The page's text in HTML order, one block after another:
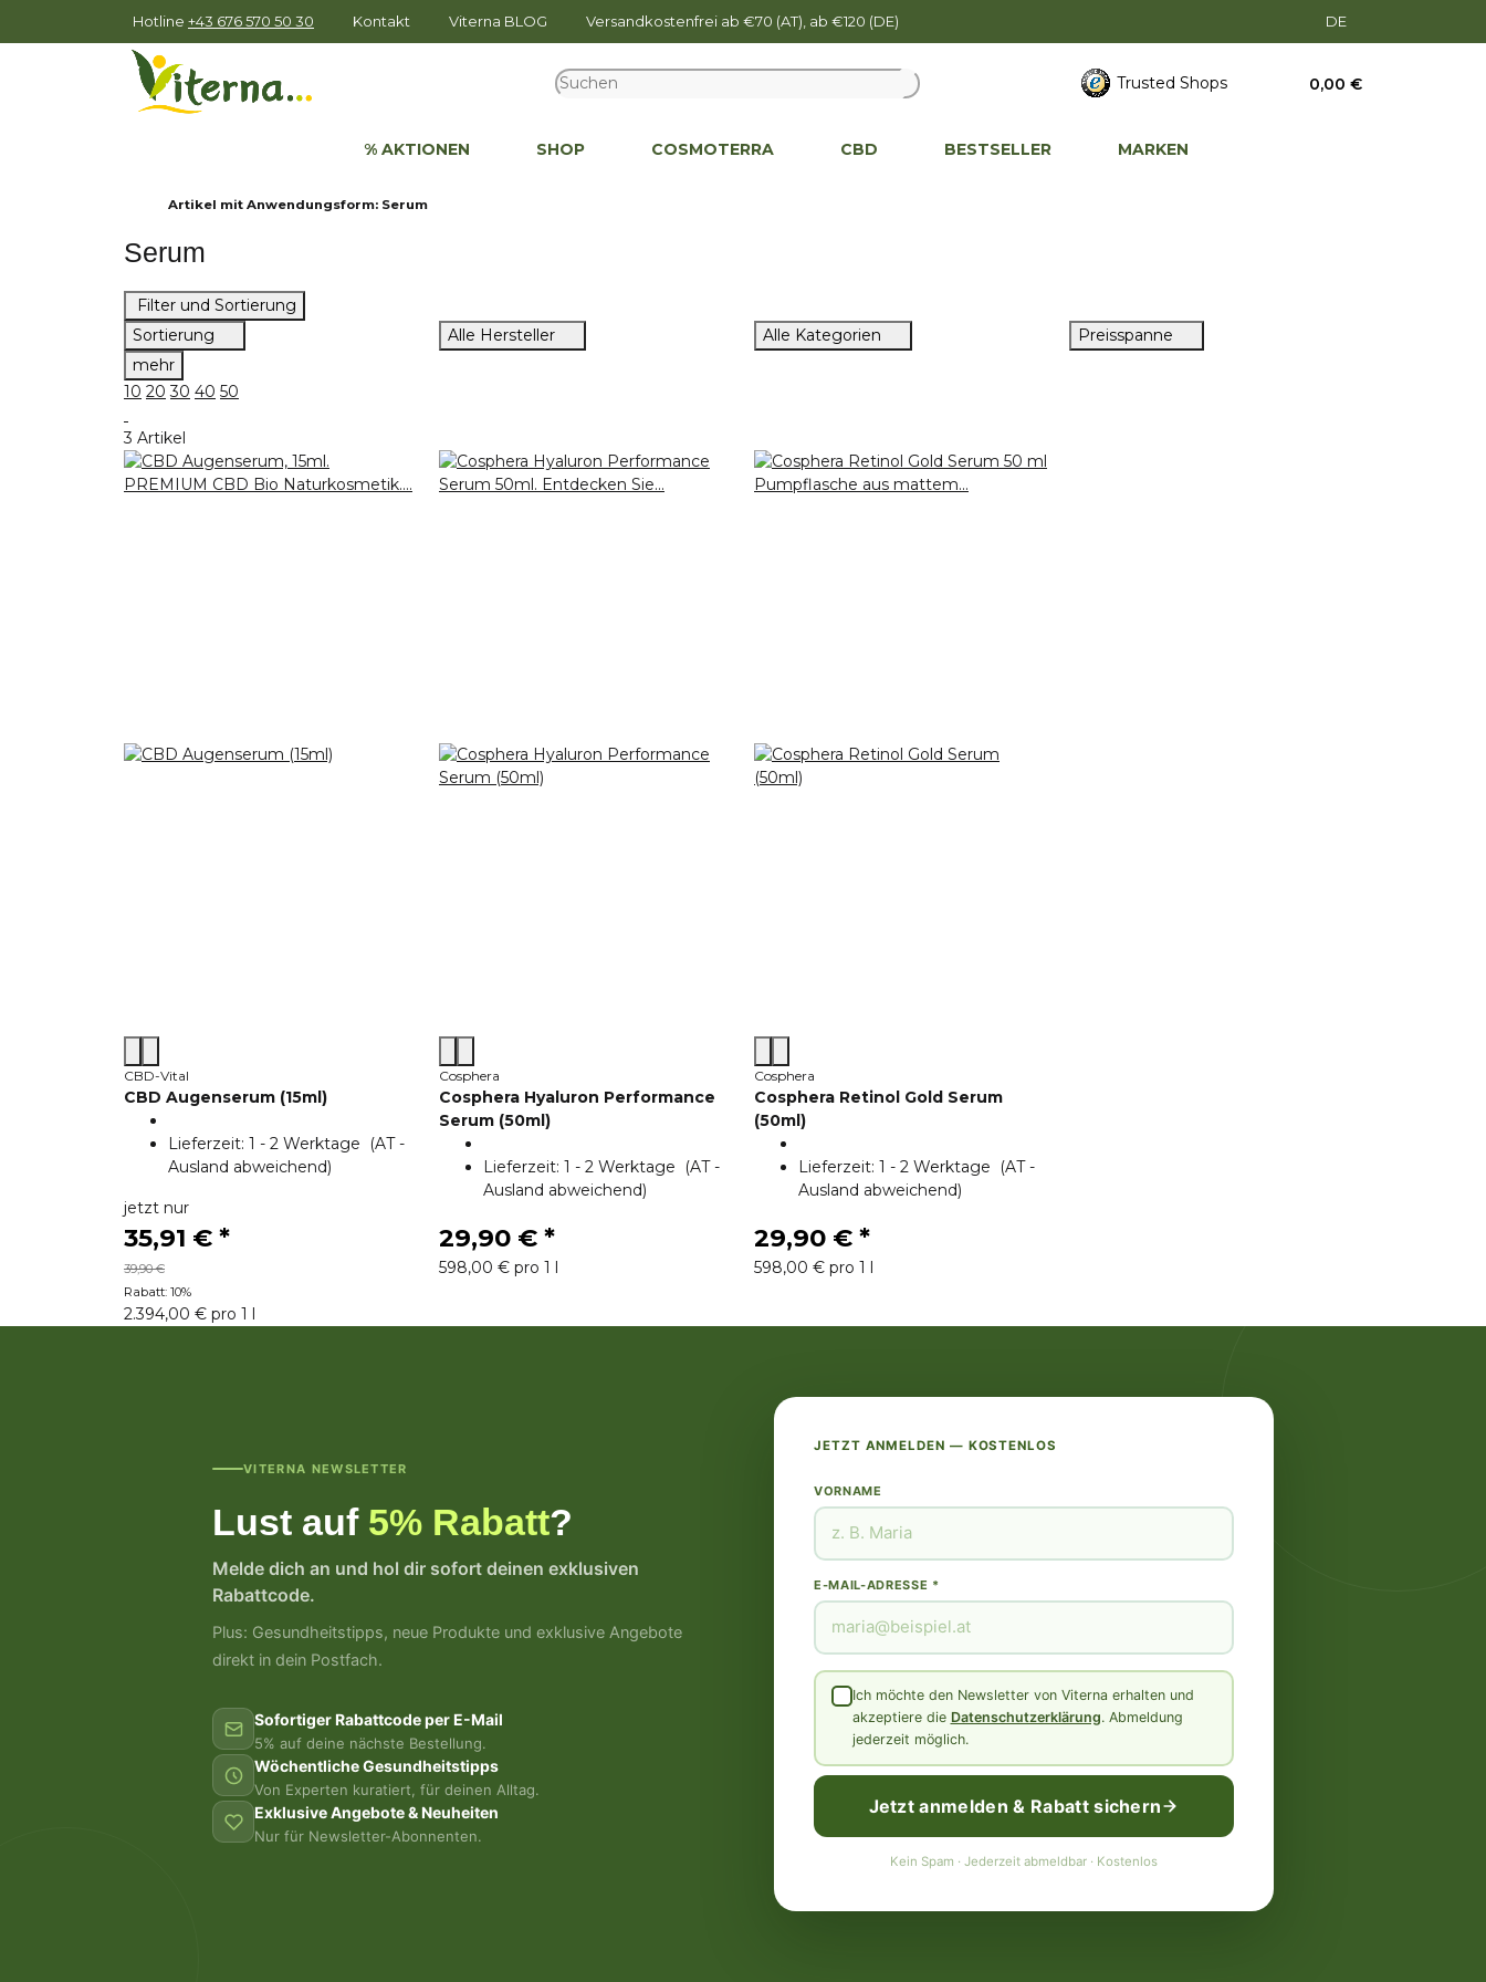
Hotline +43 676 570 50 30 Kontakt Viterna BLOG Versandkostenfrei ab €70 (AT), ab €120 (DE) DE
Trusted Shops 0,00 €
% AKTIONEN SHOP COSMOTERRA CBD BESTSELLER MARKEN
Artikel mit Anwendungsform: Serum
Serum
Filter und Sortierung
Sortierung
Alle Hersteller Alle Kategorien
Preisspanne
mehr
10 20 30 40 50
3 Artikel
CBD-Vital
CBD Augenserum (15ml)
Lieferzeit: 1 - 2 Werktage
(AT -
Ausland abweichend)
jetzt nur
35,91 € *
39,90 €
Rabatt: 10%
2.394,00 € pro 1 l
Cosphera
Cosphera Hyaluron Performance
Serum (50ml)
Lieferzeit: 1 - 2 Werktage
(AT -
Ausland abweichend)
29,90 € *
598,00 € pro 1 l
Cosphera
Cosphera Retinol Gold Serum
(50ml)
Lieferzeit: 1 - 2 Werktage
(AT -
Ausland abweichend)
29,90 € *
598,00 € pro 1 l
VITERNA NEWSLETTER
Lust auf 5% Rabatt?
Melde dich an und hol dir sofort deinen exklusiven
Rabattcode.
Plus: Gesundheitstipps, neue Produkte und exklusive Angebote
direkt in dein Postfach.
Sofortiger Rabattcode per E-Mail
5% auf deine nächste Bestellung.
Wöchentliche Gesundheitstipps
Von Experten kuratiert, für deinen Alltag.
Exklusive Angebote & Neuheiten
Nur für Newsletter-Abonnenten.
JETZT ANMELDEN — KOSTENLOS
VORNAME
E-MAIL-ADRESSE *
Ich möchte den Newsletter von Viterna erhalten und
akzeptiere die Datenschutzerklärung. Abmeldung
jederzeit möglich.
Jetzt anmelden & Rabatt sichern
Kein Spam · Jederzeit abmeldbar · Kostenlos